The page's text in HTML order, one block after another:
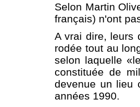
Selon Martin
français) n'ont
A vrai dire, leurs
rodée tout au
selon laquelle
constituée de
devenue un lieu
années 1990.